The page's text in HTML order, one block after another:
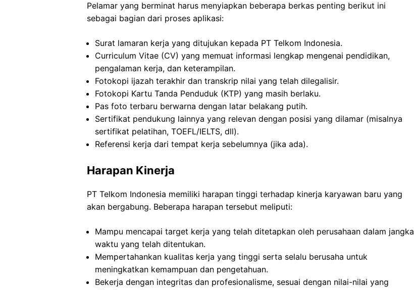
Pelamar yang berminat harus menyiapkan beberapa berkas penting berikut ini
sebagai bagian dari proses aplikasi:
Surat lamaran kerja yang ditujukan kepada PT Telkom Indonesia.
Curriculum Vitae (CV) yang memuat informasi lengkap mengenai pendidikan,
pengalaman kerja, dan keterampilan.
Fotokopi ijazah terakhir dan transkrip nilai yang telah dilegalisir.
Fotokopi Kartu Tanda Penduduk (KTP) yang masih berlaku.
Pas foto terbaru berwarna dengan latar belakang putih.
Sertifikat pendukung lainnya yang relevan dengan posisi yang dilamar (misalnya
sertifikat pelatihan, TOEFL/IELTS, dll).
Referensi kerja dari tempat kerja sebelumnya (jika ada).
Harapan Kinerja
PT Telkom Indonesia memiliki harapan tinggi terhadap kinerja karyawan baru yang
akan bergabung. Beberapa harapan tersebut meliputi:
Mampu mencapai target kerja yang telah ditetapkan oleh perusahaan dalam jangka
waktu yang telah ditentukan.
Mempertahankan kualitas kerja yang tinggi serta selalu berusaha untuk
meningkatkan kemampuan dan pengetahuan.
Bekerja dengan integritas dan profesionalisme, sesuai dengan nilai-nilai yang